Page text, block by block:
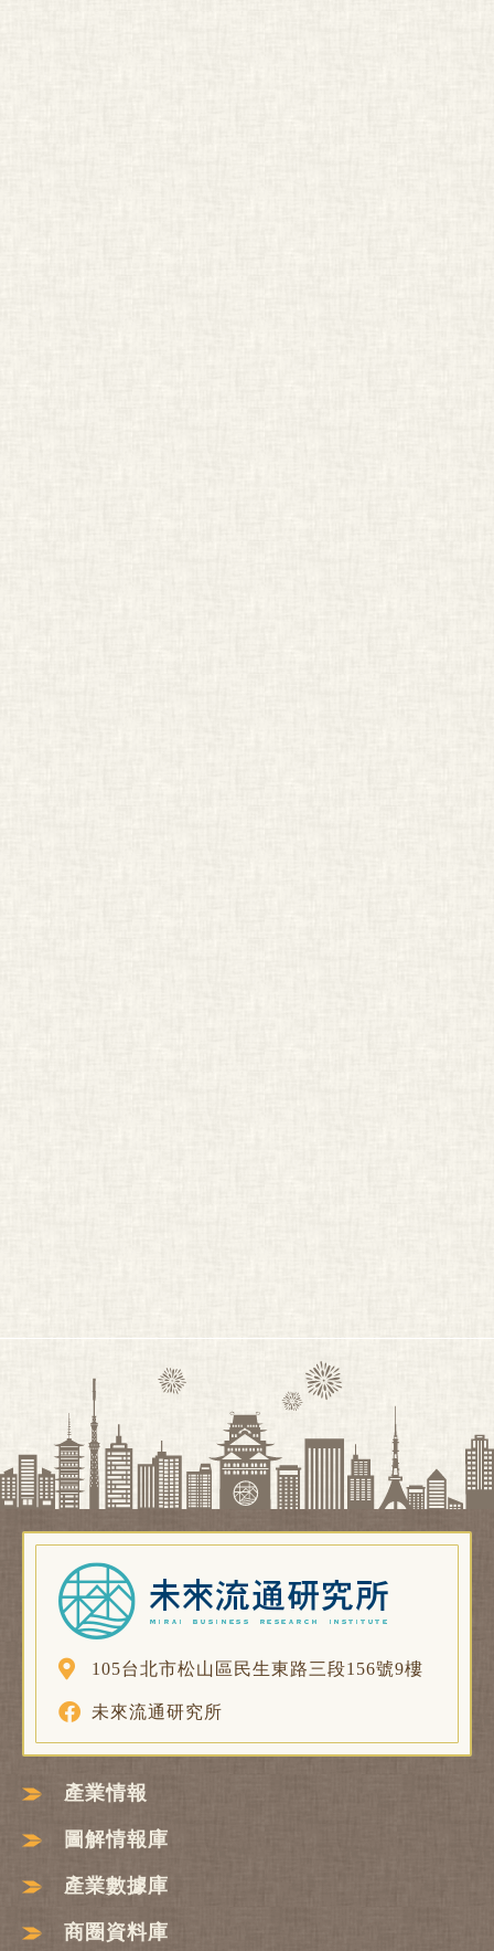
105台北市松山區民生東路三段156號9樓
未來流通研究所
產業情報
圖解情報庫
產業數據庫
商圈資料庫